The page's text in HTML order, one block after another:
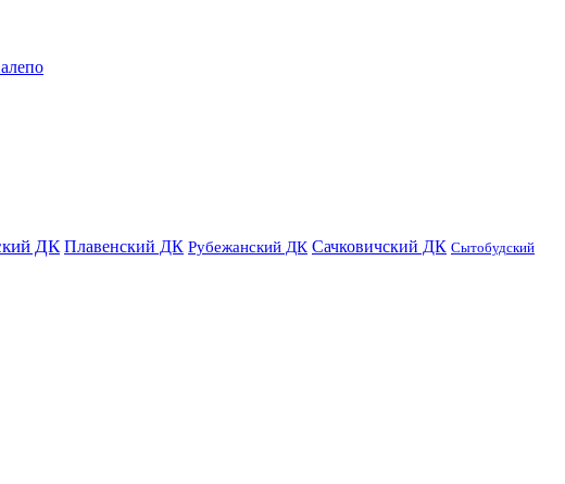
ДК Плавенский ДК Рубежанский ДК Сачковичский ДК Сытобудский